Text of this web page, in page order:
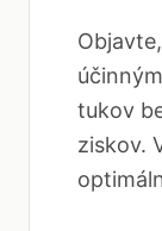
tukov
ziskov.